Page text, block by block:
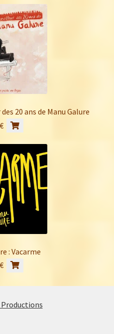
20 ans de Manu Galure
€
: Vacarme
€
Productions